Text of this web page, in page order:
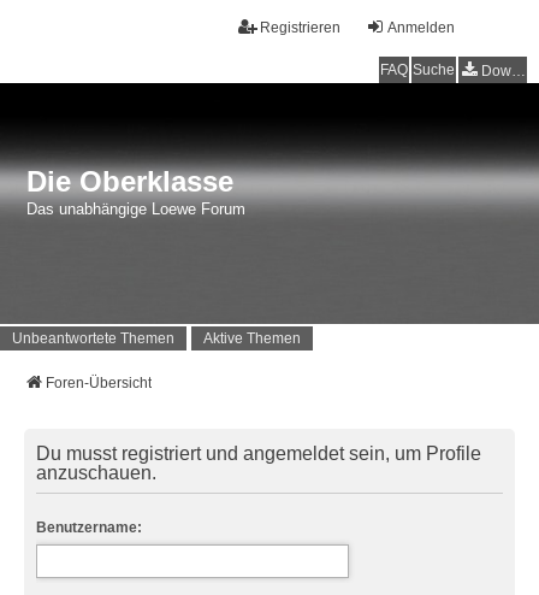
Anmelden
Registrieren
FAQ Suche Downloads
Die Oberklasse
Das unabhängige Loewe Forum
Unbeantwortete Themen Aktive Themen
Foren-Übersicht
Du musst registriert und angemeldet sein, um Profile
anzuschauen.
Benutzername: